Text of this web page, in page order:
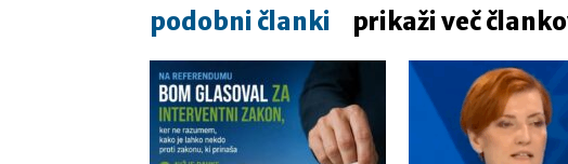
podobni članki prikaži več